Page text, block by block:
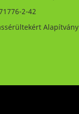
2-42
Alapítvány